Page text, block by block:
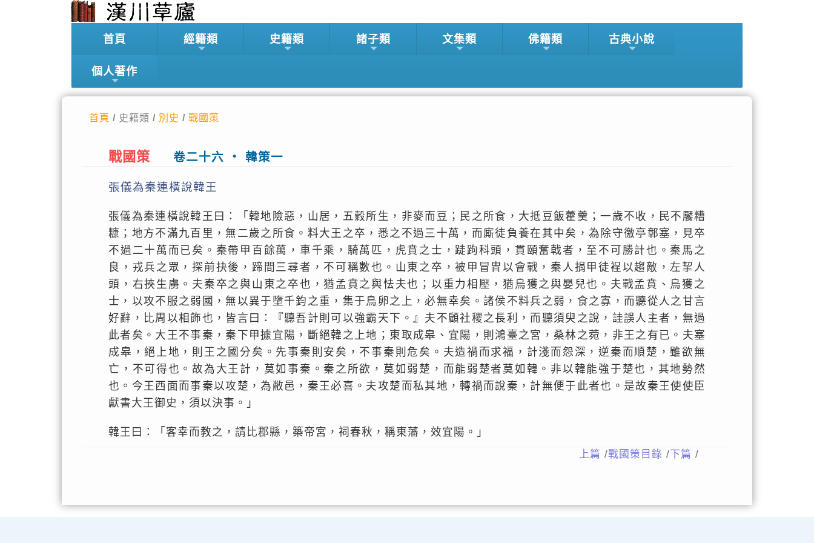
首頁 經籍類 史籍類 諸子類 文集類 佛籍類 古典小說
個人著作
首頁 / 史籍類 / 別史 / 戰國策
戰國策 卷二十六 ‧ 韓策一
張儀為秦連橫說韓王
張儀為秦連橫說韓王曰：「韓地險惡，山居，五穀所生，非麥而豆；民之所食，大抵豆飯藿羹；一歲不收，民不饜糟
糠；地方不滿九百里，無二歲之所食。料大王之卒，悉之不過三十萬，而廝徒負養在其中矣，為除守徼亭鄣塞，見卒
不過二十萬而已矣。秦帶甲百餘萬，車千乘，騎萬匹，虎賁之士，跿跔科頭，貫頤奮戟者，至不可勝計也。秦馬之
良，戎兵之眾，探前抉後，蹄間三尋者，不可稱數也。山東之卒，被甲冒冑以會戰，秦人捐甲徒裎以趨敵，左挈人
頭，右挾生虜。夫秦卒之與山東之卒也，猶孟賁之與怯夫也；以重力相壓，猶烏獲之與嬰兒也。夫戰孟賁、烏獲之
士，以攻不服之弱國，無以異于墮千鈞之重，集于鳥卵之上，必無幸矣。諸侯不料兵之弱，食之寡，而聽從人之甘言
好辭，比周以相飾也，皆言曰：『聽吾計則可以強霸天下。』夫不顧社稷之長利，而聽須臾之說，詿誤人主者，無過
此者矣。大王不事秦，秦下甲據宜陽，斷絕韓之上地；東取成皋、宜陽，則鴻臺之宮，桑林之菀，非王之有已。夫塞
成皋，絕上地，則王之國分矣。先事秦則安矣，不事秦則危矣。夫造禍而求福，計淺而怨深，逆秦而順楚，雖欲無
亡，不可得也。故為大王計，莫如事秦。秦之所欲，莫如弱楚，而能弱楚者莫如韓。非以韓能強于楚也，其地勢然
也。今王西面而事秦以攻楚，為敝邑，秦王必喜。夫攻楚而私其地，轉禍而說秦，計無便于此者也。是故秦王使使臣
獻書大王御史，須以決事。」
韓王曰：「客幸而教之，請比郡縣，築帝宮，祠春秋，稱東藩，效宜陽。」
上篇 /戰國策目錄 / 下篇 /